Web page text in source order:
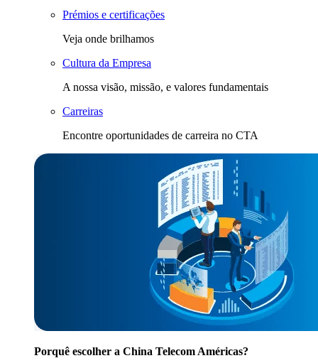
Prémios e certificações
Veja onde brilhamos
Cultura da Empresa
A nossa visão, missão, e valores fundamentais
Carreiras
Encontre oportunidades de carreira no CTA
Porquê escolher a China Telecom Américas?